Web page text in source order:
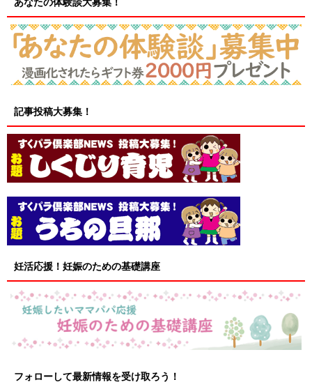
記事投稿大募集！
妊活応援！妊娠のための基礎講座
フォローして最新情報を受け取ろう！